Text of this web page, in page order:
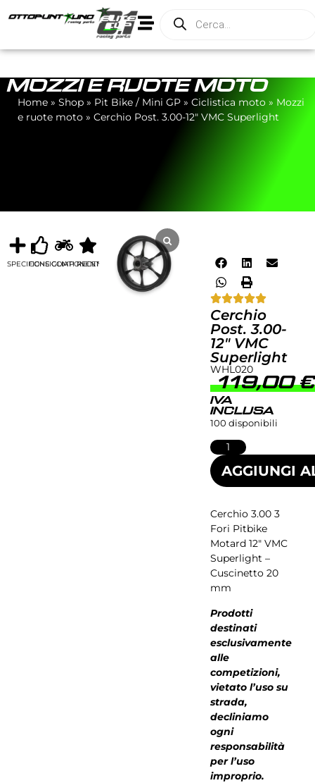
MOZZI E RUOTE MOTO
Home » Shop » Pit Bike / Mini GP » Ciclistica moto » Mozzi
e ruote moto » Cerchio Post. 3.00-12″ VMC Superlight
SPECIFICHECONSIGLIATICOMPONENTI
RECENSIONI
Cerchio
Post. 3.00-
12″ VMC
Superlight
WHL020
119,00€
IVA
INCLUSA
100 disponibili
AGGIUNGI
Cerchio 3.00 3
Fori Pitbike
Motard 12″ VMC
Superlight –
Cuscinetto 20
mm
Prodotti
destinati
esclusivamente
alle
competizioni,
vietato l’uso su
strada,
decliniamo
ogni
responsabilità
per l’uso
improprio.